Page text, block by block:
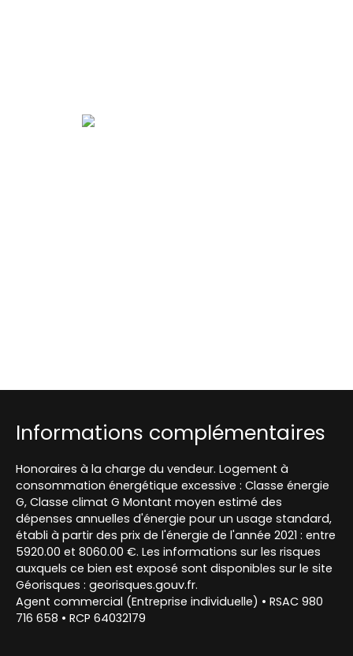
Informations complémentaires
Honoraires à la charge du vendeur. Logement à
consommation énergétique excessive : Classe énergie
G, Classe climat G Montant moyen estimé des
dépenses annuelles d'énergie pour un usage standard,
établi à partir des prix de l'énergie de l'année 2021 : entre
5920.00 et 8060.00 €. Les informations sur les risques
auxquels ce bien est exposé sont disponibles sur le site
Géorisques : georisques.gouv.fr.
Agent commercial (Entreprise individuelle) • RSAC 980
716 658 • RCP 64032179